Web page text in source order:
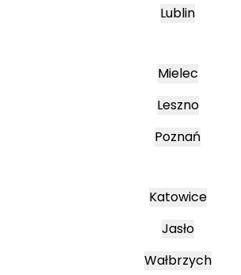
Lublin
Mielec
Leszno
Poznań
Katowice
Jasło
Wałbrzych